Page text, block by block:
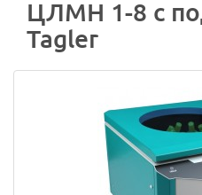
ЦЛМН 1-8 с
Tagler